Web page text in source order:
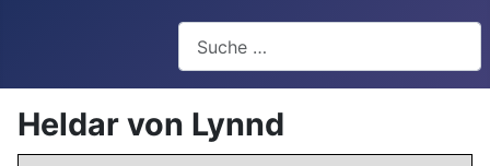
Heldar von Lynnd